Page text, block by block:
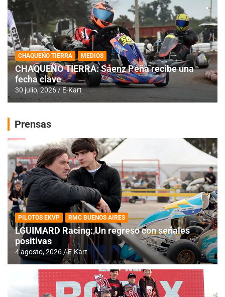
CHAQUEÑO TIERRA MEDIOS
CHAQUEÑO TIERRA: Sáenz Peña recibe una
fecha clave
30 julio, 2026 E-Kart
Prensas
PILOTOS EKVP RMC BUENOS AIRES
LGUIMARD Racing: Un regreso con señales
positivas
4 agosto, 2026 E-Kart